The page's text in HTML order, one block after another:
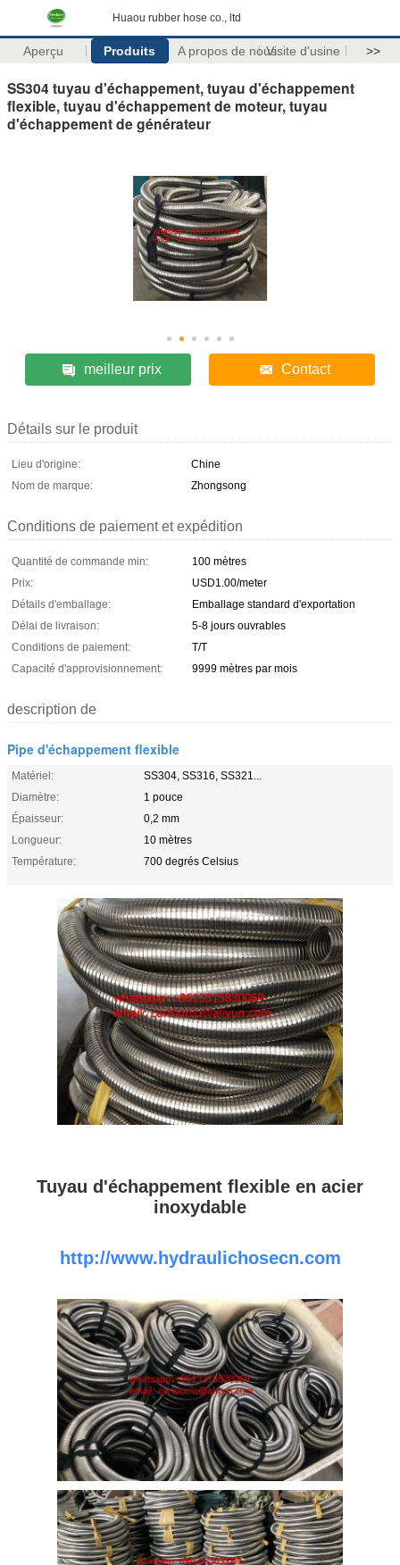
Huaou rubber hose co., ltd
Aperçu Produits A propos de nousVisite d'usine >>
SS304 tuyau d'échappement, tuyau d'échappement
flexible, tuyau d'échappement de moteur, tuyau
d'échappement de générateur
meilleur prix Contact
Détails sur le produit
Lieu d'origine:
Chine
Nom de marque:
Zhongsong
Conditions de paiement et expédition
Quantité de commande min:
100 mètres
Prix:
USD1.00/meter
Détails d'emballage:
Emballage standard d'exportation
Délai de livraison:
5-8 jours ouvrables
Conditions de paiement:
T/T
Capacité d'approvisionnement:
9999 mètres par mois
description de
Pipe d'échappement flexible
Matériel:
SS304, SS316, SS321...
Diamètre:
1 pouce
Épaisseur:
0,2 mm
Longueur:
10 mètres
Température:
700 degrés Celsius
Tuyau d'échappement flexible en acier
inoxydable
http://www.hydraulichosecn.com